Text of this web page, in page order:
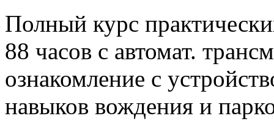
Полный курс
88 часов с автомат.
ознакомление с
навыков вождения и